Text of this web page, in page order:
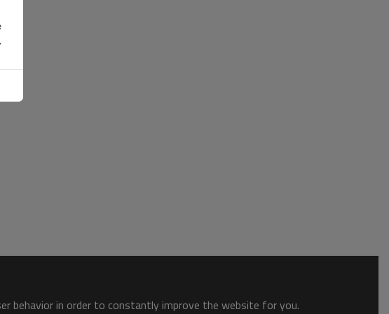
behavior in order to constantly improve the website for you.